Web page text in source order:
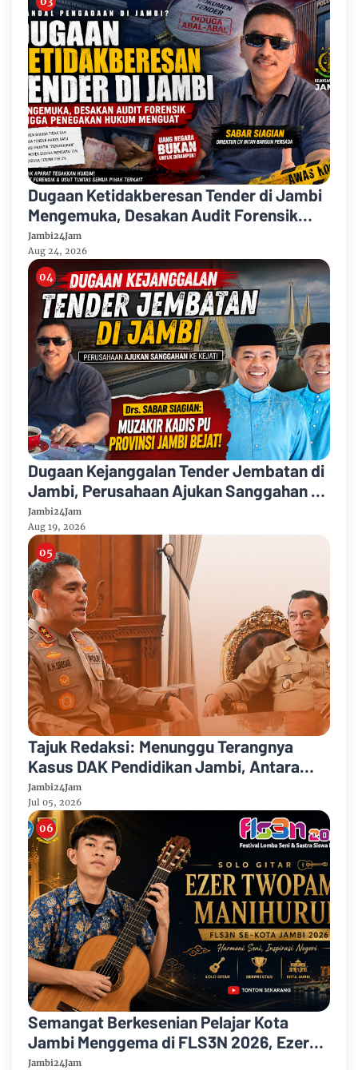
Dugaan Ketidakberesan Tender di Jambi
Mengemuka, Desakan Audit Forensik
Hingga Penegakan Hukum Menguat
Jambi24Jam
Aug 24, 2026
Dugaan Kejanggalan Tender Jembatan di
Jambi, Perusahaan Ajukan Sanggahan ke
Kejati Jambi
Jambi24Jam
Aug 19, 2026
Tajuk Redaksi: Menunggu Terangnya
Kasus DAK Pendidikan Jambi, Antara
Spekulasi Publik dan Prinsip Pembuktian
Hukum
Jambi24Jam
Jul 05, 2026
Semangat Berkesenian Pelajar Kota
Jambi Menggema di FLS3N 2026, Ezer
Twopama Manihuruk Raih Juara 2 di
Jambi24Jam